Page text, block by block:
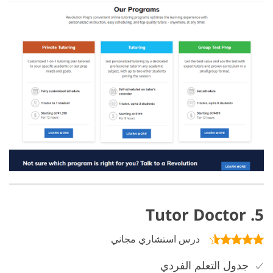
5. Tutor Doctor
درس استشاري مجاني
جدول التعلم الفردي